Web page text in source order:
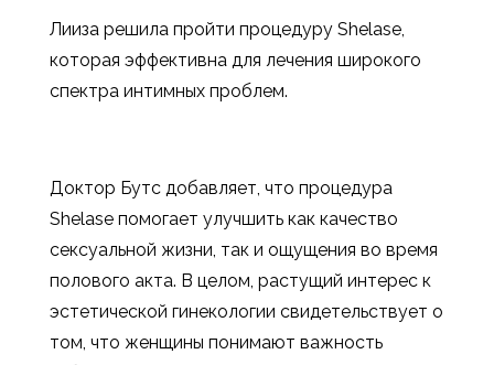
Лииза решила пройти процедуру Shelase,
которая эффективна для лечения широкого
спектра интимных проблем.
Доктор Бутс добавляет, что процедура
Shelase помогает улучшить как качество
сексуальной жизни, так и ощущения во время
полового акта. В целом, растущий интерес к
эстетической гинекологии свидетельствует о
том, что женщины понимают важность